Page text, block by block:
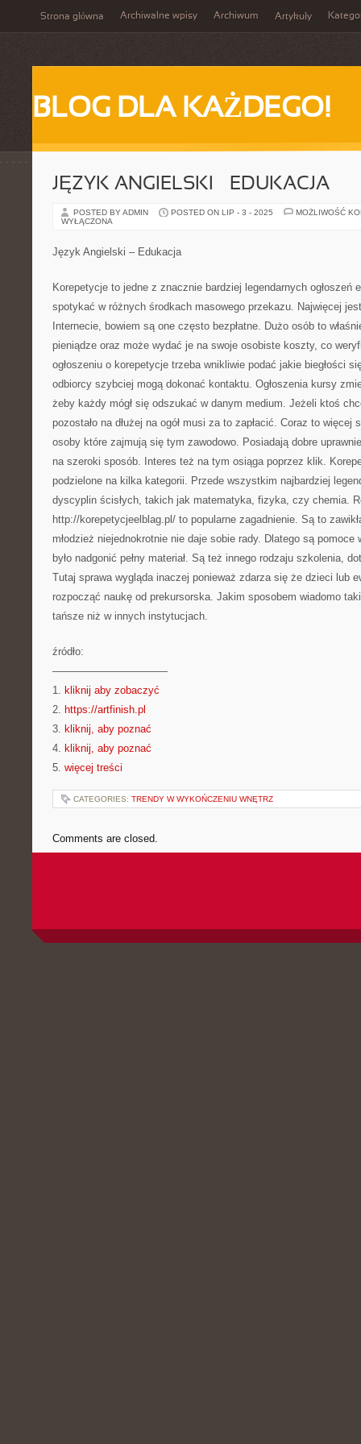
Strona główna Archiwalne wpisy Archiwum Artykuły
BLOG DLA KAŻDEGO!
JĘZYK ANGIELSKI – EDUKACJA
POSTED BY ADMIN POSTED ON LIP - 3 - 2025
MOŻLIWOŚĆ
WYŁĄCZONA
Język Angielski – Edukacja
Korepetycje to jedne z znacznie bardziej legendarnych ogłoszeń
spotykać w różnych środkach masowego przekazu. Najwięcej
Internecie, bowiem są one często bezpłatne. Dużo osób to
pieniądze oraz może wydać je na swoje osobiste koszty, co
ogłoszeniu o korepetycje trzeba wnikliwie podać jakie biegłości
odbiorcy szybciej mogą dokonać kontaktu. Ogłoszenia kursy
żeby każdy mógł się odszukać w danym medium. Jeżeli ktoś
pozostało na dłużej na ogół musi za to zapłacić. Coraz to więcej
osoby które zajmują się tym zawodowo. Posiadają dobre
na szeroki sposób. Interes też na tym osiąga poprzez klik.
podzielone na kilka kategorii. Przede wszystkim najbardziej
dyscyplin ścisłych, takich jak matematyka, fizyka, czy chemia.
http://korepetycjeelblag.pl/ to popularne zagadnienie. Są to
młodzież niejednokrotnie nie daje sobie rady. Dlatego są
było nadgonić pełny materiał. Są też innego rodzaju szkolenia,
Tutaj sprawa wygląda inaczej ponieważ zdarza się że dzieci lub
rozpocząć naukę od prekursorska. Jakim sposobem wiadomo
tańsze niż w innych instytucjach.
źródło:
———————————
1. kliknij aby zobaczyć
2. https://artfinish.pl
3. kliknij, aby poznać
4. kliknij, aby poznać
5. więcej treści
CATEGORIES: TRENDY W WYKOŃCZENIU WNĘTRZ
Comments are closed.